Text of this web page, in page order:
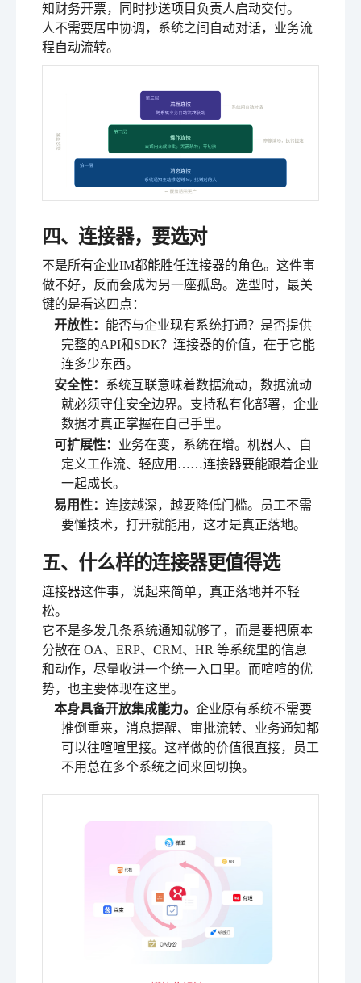
知财务开票，同时抄送项目负责人启动交付。
人不需要居中协调，系统之间自动对话，业务流
程自动流转。
四、连接器，要选对
不是所有企业IM都能胜任连接器的角色。这件事
做不好，反而会成为另一座孤岛。选型时，最关
键的是看这四点：
开放性： 能否与企业现有系统打通？是否提供
完整的API和SDK？连接器的价值，在于它能
连多少东西。
安全性： 系统互联意味着数据流动，数据流动
就必须守住安全边界。支持私有化部署，企业
数据才真正掌握在自己手里。
可扩展性： 业务在变，系统在增。机器人、自
定义工作流、轻应用……连接器要能跟着企业
一起成长。
易用性：连接越深，越要降低门槛。员工不需
要懂技术，打开就能用，这才是真正落地。
五、什么样的连接器更值得选
连接器这件事，说起来简单，真正落地并不轻
松。
它不是多发几条系统通知就够了，而是要把原本
分散在 OA、ERP、CRM、HR 等系统里的信息
和动作，尽量收进一个统一入口里。而喧喧的优
势，也主要体现在这里。
本身具备开放集成能力。企业原有系统不需要
推倒重来，消息提醒、审批流转、业务通知都
可以往喧喧里接。这样做的价值很直接，员工
不用总在多个系统之间来回切换。